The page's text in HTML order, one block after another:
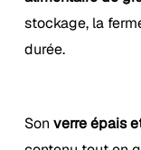
stockage, la
durée.
Son verre épais